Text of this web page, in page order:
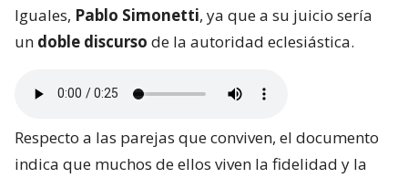
Iguales, Pablo Simonetti, ya que a su juicio sería
un doble discurso de la autoridad eclesiástica.
Respecto a las parejas que conviven, el documento
indica que muchos de ellos viven la fidelidad y la